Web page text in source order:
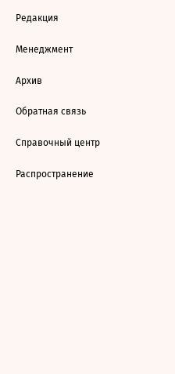
Редакция
Менеджмент
Архив
Обратная связь
Справочный центр
Распространение